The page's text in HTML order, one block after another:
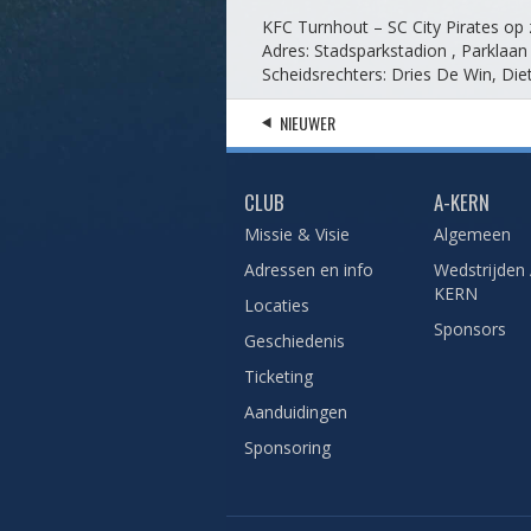
KFC Turnhout – SC City Pirates
Adres: Stadsparkstadion ,
Scheidsrechters: Dries De Win,
NIEUWER
CLUB
Missie & Visie
Adressen en info
Locaties
Geschiedenis
Ticketing
Aanduidingen
Sponsoring
A-KERN
Algemeen
Wedstrijden
KERN
Sponsors